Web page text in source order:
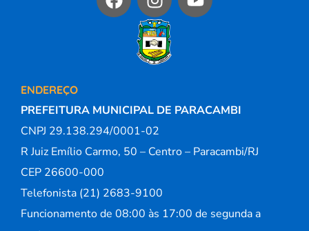
ENDEREÇO
PREFEITURA MUNICIPAL DE PARACAMBI
CNPJ 29.138.294/0001-02
R Juiz Emílio Carmo, 50 – Centro – Paracambi/RJ
CEP 26600-000
Telefonista (21) 2683-9100
Funcionamento de 08:00 às 17:00 de segunda a